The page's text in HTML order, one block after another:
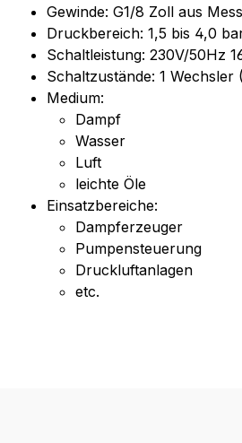
Gewinde: G1/8 Zoll aus
Druckbereich: 1,5 bis 4,0
Schaltleistung: 230V/50Hz
Schaltzustände: 1 Wechsler
Medium:
Dampf
Wasser
Luft
leichte Öle
Einsatzbereiche:
Dampferzeuger
Pumpensteuerung
Druckluftanlagen
etc.